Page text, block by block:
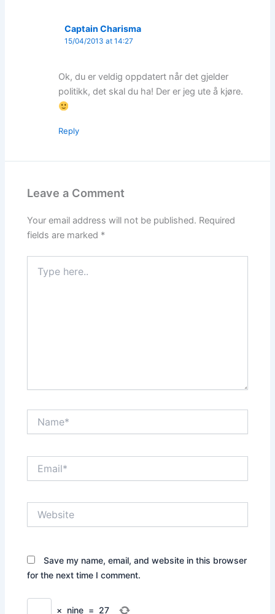
Captain Charisma
15/04/2013 at 14:27
Ok, du er veldig oppdatert når det gjelder
politikk, det skal du ha! Der er jeg ute å kjøre.
Reply
Leave a Comment
Your email address will not be published. Required
fields are marked *
here..
Save my name, email, and website in this browser
for the next time I comment.
× nine = 27